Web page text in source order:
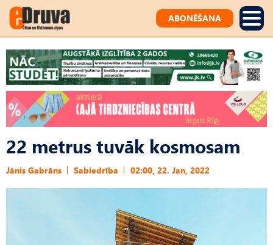
ABONĒŠANA
22 metrus tuvāk kosmosam
Jānis Gabrāns Sabiedrība 02:00, 22. Jan, 2022